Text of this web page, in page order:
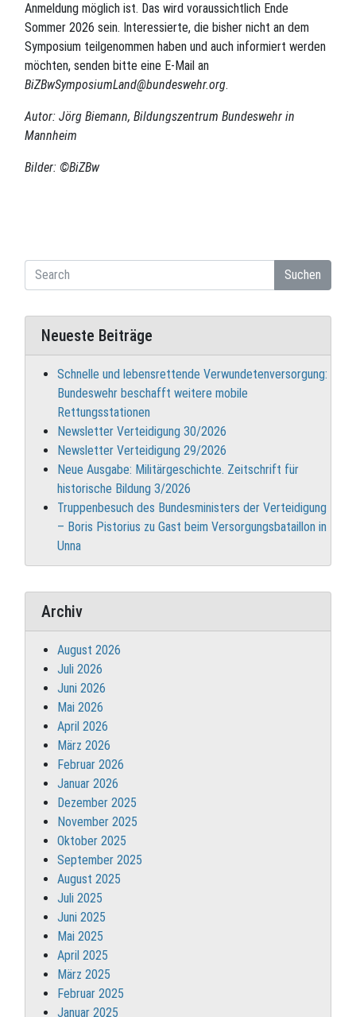
Anmeldung möglich ist. Das wird voraussichtlich Ende
Sommer 2026 sein. Interessierte, die bisher nicht an dem
Symposium teilgenommen haben und auch informiert werden
möchten, senden bitte eine E-Mail an
BiZBwSymposiumLand@bundeswehr.org.
Autor: Jörg Biemann, Bildungszentrum Bundeswehr in
Mannheim
Bilder: ©BiZBw
Suchen
Neueste Beiträge
Schnelle und lebensrettende Verwundetenversorgung:
Bundeswehr beschafft weitere mobile
Rettungsstationen
Newsletter Verteidigung 30/2026
Newsletter Verteidigung 29/2026
Neue Ausgabe: Militärgeschichte. Zeitschrift für
historische Bildung 3/2026
Truppenbesuch des Bundesministers der Verteidigung
– Boris Pistorius zu Gast beim Versorgungsbataillon in
Unna
Archiv
August 2026
Juli 2026
Juni 2026
Mai 2026
April 2026
März 2026
Februar 2026
Januar 2026
Dezember 2025
November 2025
Oktober 2025
September 2025
August 2025
Juli 2025
Juni 2025
Mai 2025
April 2025
März 2025
Februar 2025
Januar 2025